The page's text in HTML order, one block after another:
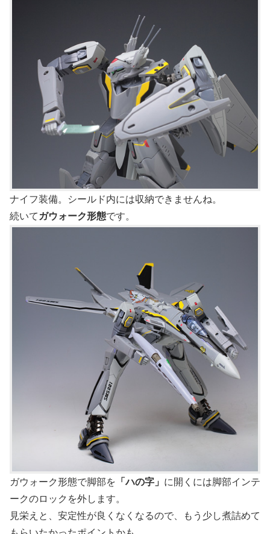
ナイフ装備。シールド内には収納できませんね。
続いて ガウォーク形態です。
ガウォーク形態で脚部を 「ハの字」 に開くには脚部インテ
ークのロックを外します。
見栄えと、安定性が良くなくなるので、もう少し煮詰めて